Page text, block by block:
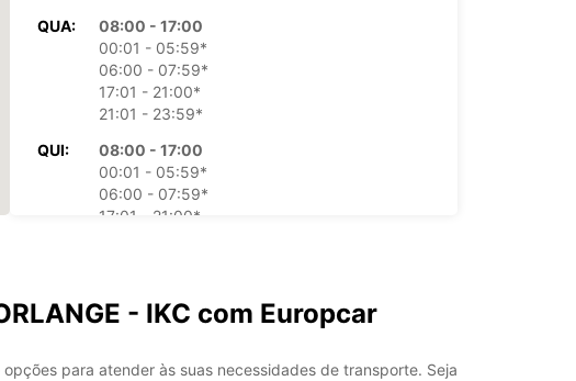
QUA:
08:00 - 17:00
00:01 - 05:59*
06:00 - 07:59*
17:01 - 21:00*
21:01 - 23:59*
QUI:
08:00 - 17:00
00:01 - 05:59*
06:00 - 07:59*
17:01 - 21:00*
06:00 - 07:59*
21:01 - 23:59*
- IKC com Europcar
para atender às suas necessidades de transporte. Seja